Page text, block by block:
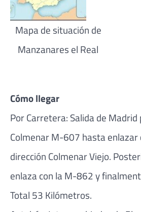
Mapa de situación de
Manzanares el Real
Cómo llegar
Por Carretera: Salida de
Colmenar M-607 hasta
dirección Colmenar Viejo.
enlaza con la M-862 y
Total 53 Kilómetros.